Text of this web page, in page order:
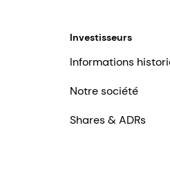
Investisseurs
Informations
Notre société
Shares & ADRs